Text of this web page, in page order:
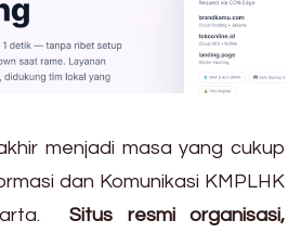
menjadi masa yang cukup
dan Komunikasi KMPLHK
Situs resmi organisasi,